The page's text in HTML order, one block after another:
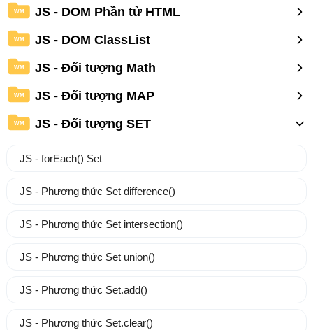
WM JS - DOM Phần tử HTML
WM JS - DOM ClassList
WM JS - Đối tượng Math
WM JS - Đối tượng MAP
WM JS - Đối tượng SET
JS - forEach() Set
JS - Phương thức Set difference()
JS - Phương thức Set intersection()
JS - Phương thức Set union()
JS - Phương thức Set.add()
JS - Phương thức Set.clear()